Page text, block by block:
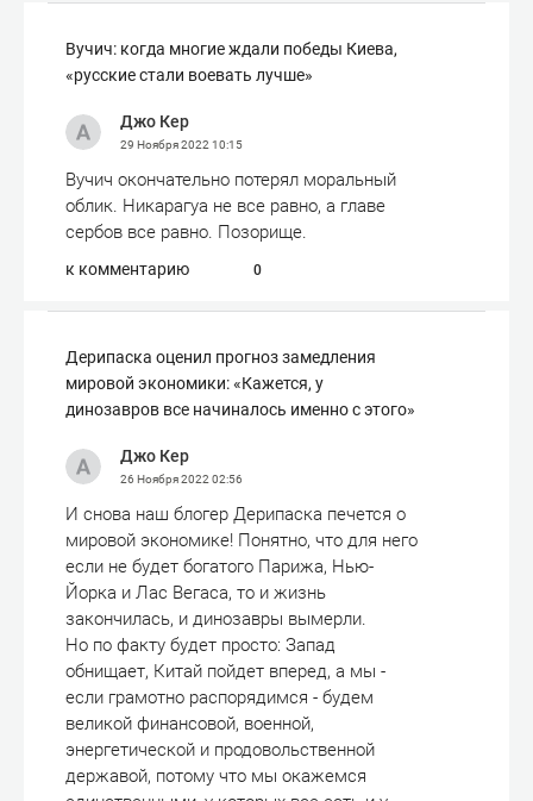
Вучич: когда многие ждали победы Киева,
«русские стали воевать лучше»
Джо Кер
29 Ноября 2022 10:15
Вучич окончательно потерял моральный
облик. Никарагуа не все равно, а главе
сербов все равно. Позорище.
к комментарию 0
Дерипаска оценил прогноз замедления
мировой экономики: «Кажется, у
динозавров все начиналось именно с этого»
Джо Кер
26 Ноября 2022 02:56
И снова наш блогер Дерипаска печется о
мировой экономике! Понятно, что для него
если не будет богатого Парижа, Нью-
Йорка и Лас Вегаса, то и жизнь
закончилась, и динозавры вымерли.
Но по факту будет просто: Запад
обнищает, Китай пойдет вперед, а мы -
если грамотно распорядимся - будем
великой финансовой, военной,
энергетической и продовольственной
державой, потому что мы окажемся